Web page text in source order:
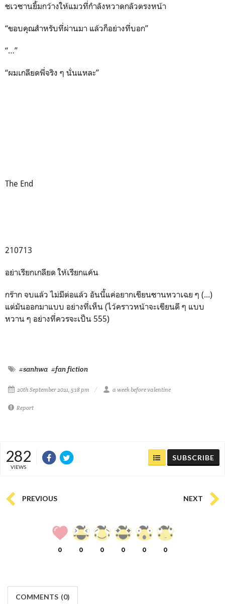
ชเวซานยิ้มกว้างให้แมวที่กำลังหวาดกลัวตรงหน้า
“ขอบคุณสำหรับที่ผ่านมา แล้วก็อย่างที่บอก”
“…”
“ผมเกลียดพี่จริง ๆ นั่นแหละ”
The End
210713
อย่าเรียกเกลียด ให้เรียกแค้น
กร๊าก จบแล้ว ไม่มีต่อแล้ว อันนี้แค่อยากเขียนซานหวาเฉย ๆ (...)
แต่มันออกมาแบบ อย่างที่เห็น (ไว้คราวหน้าจะเขียนดี ๆ แบบ
หวาน ๆ อย่างที่ควรจะเป็น 555)
#sanhwa #fan fiction
20th September 2021, 5:18 pm a week before valentine
Report
282
VIEWS
SUBSCRIBE
PREVIOUS NEXT
0 0 0 0 0 0
COMMENTS (0)